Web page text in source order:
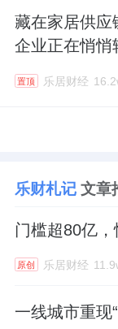
藏在家居供应
企业正在悄悄
置顶 乐居财经
乐财札记文章
门槛超80亿
原创 乐居财经
一线城市重现